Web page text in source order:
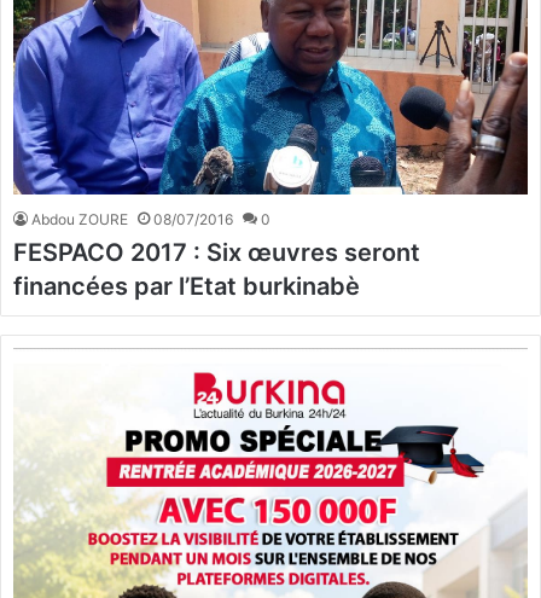
Abdou ZOURE 08/07/2016 0
FESPACO 2017 : Six œuvres seront
financées par l’Etat burkinabè